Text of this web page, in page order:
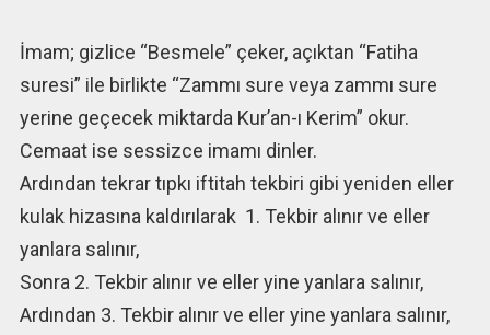
İmam; gizlice “Besmele” çeker, açıktan “Fatiha
suresi” ile birlikte “Zammı sure veya zammı sure
yerine geçecek miktarda Kur’an-ı Kerim” okur.
Cemaat ise sessizce imamı dinler.
Ardından tekrar tıpkı iftitah tekbiri gibi yeniden eller
kulak hizasına kaldırılarak 1. Tekbir alınır ve eller
yanlara salınır,
Sonra 2. Tekbir alınır ve eller yine yanlara salınır,
Ardından 3. Tekbir alınır ve eller yine yanlara salınır,